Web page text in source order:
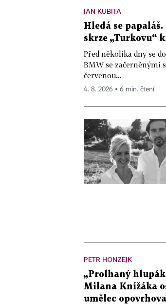
JAN KUBITA
Hledá se
skrze „Turkovu“
Před několika dny se
BMW se začerněnými
červenou...
4. 8. 2026 ▪ 6 min. čtení
PETR HONZEJK
„Prolhaný
Milana Knížáka
umělec